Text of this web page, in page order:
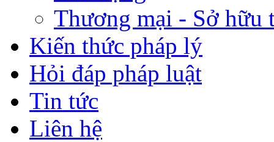
Thương mại - Sở hữu
Kiến thức pháp lý
Hỏi đáp pháp luật
Tin tức
Liên hệ